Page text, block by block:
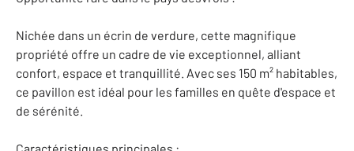
Nichée dans un écrin de verdure, cette magnifique
propriété offre un cadre de vie exceptionnel, alliant
confort, espace et tranquillité. Avec ses 150 m² habitables,
ce pavillon est idéal pour les familles en quête d'espace et
de sérénité.